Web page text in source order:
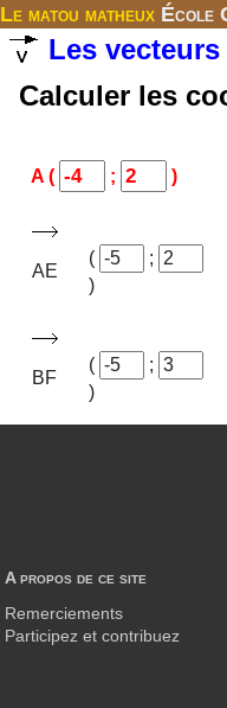
Le matou matheux École
Les vecteurs
Calculer les
A ( ; )
AE
(
;
)
BF
(
;
)
A propos de ce site
Remerciements
Participez et contribuez